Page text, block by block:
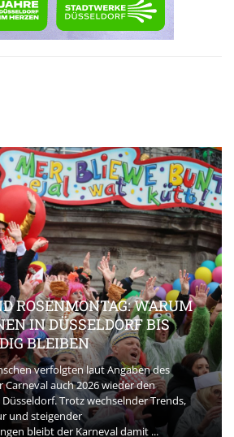
ROSENMONTAG: WARUM
IN DÜSSELDORF BIS
BLEIBEN
verfolgten laut Angaben des
auch 2026 wieder den
Trotz wechselnder Trends,
und steigender
bleibt der Karneval damit ...